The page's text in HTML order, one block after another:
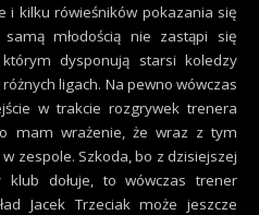
i kilku rówieśników pokazania się
młodością nie zastąpi się
dysponują starsi koledzy
ligach. Na pewno wówczas
w trakcie rozgrywek trenera
mam wrażenie, że wraz z tym
zespole. Szkoda, bo z dzisiejszej
klub dołuje, to wówczas trener
Jacek Trzeciak może jeszcze